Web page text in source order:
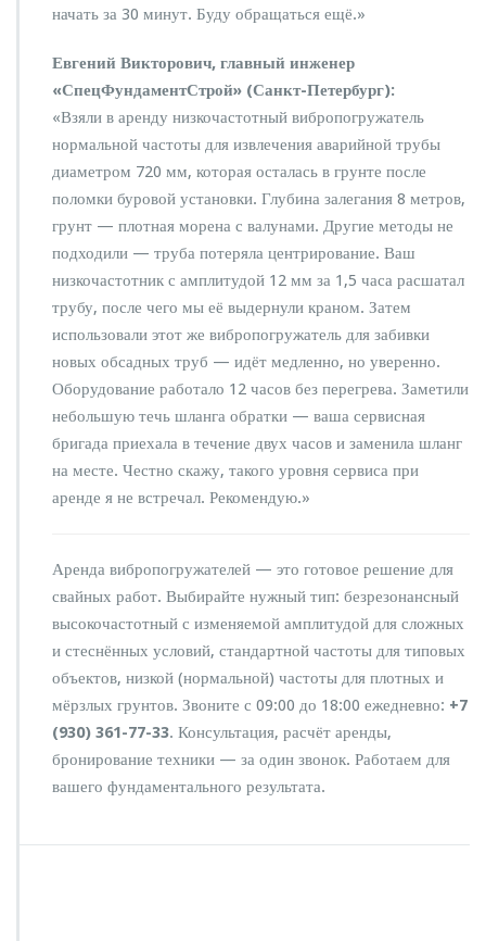
начать за 30 минут. Буду обращаться ещё.»
Евгений Викторович, главный инженер
«СпецФундаментСтрой» (Санкт-Петербург):
«Взяли в аренду низкочастотный вибропогружатель
нормальной частоты для извлечения аварийной трубы
диаметром 720 мм, которая осталась в грунте после
поломки буровой установки. Глубина залегания 8 метров,
грунт — плотная морена с валунами. Другие методы не
подходили — труба потеряла центрирование. Ваш
низкочастотник с амплитудой 12 мм за 1,5 часа расшатал
трубу, после чего мы её выдернули краном. Затем
использовали этот же вибропогружатель для забивки
новых обсадных труб — идёт медленно, но уверенно.
Оборудование работало 12 часов без перегрева. Заметили
небольшую течь шланга обратки — ваша сервисная
бригада приехала в течение двух часов и заменила шланг
на месте. Честно скажу, такого уровня сервиса при
аренде я не встречал. Рекомендую.»
Аренда вибропогружателей — это готовое решение для
свайных работ. Выбирайте нужный тип: безрезонансный
высокочастотный с изменяемой амплитудой для сложных
и стеснённых условий, стандартной частоты для типовых
объектов, низкой (нормальной) частоты для плотных и
мёрзлых грунтов. Звоните с 09:00 до 18:00 ежедневно: +7
(930) 361-77-33. Консультация, расчёт аренды,
бронирование техники — за один звонок. Работаем для
вашего фундаментального результата.